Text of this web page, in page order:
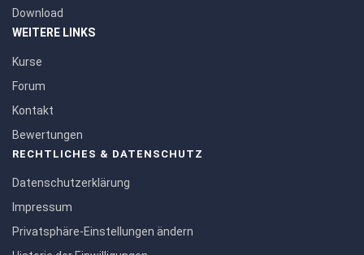
Download
WEITERE LINKS
Kurse
Forum
Kontakt
Bewertungen
RECHTLICHES & DATENSCHUTZ
Datenschutzerklärung
Impressum
Privatsphäre-Einstellungen ändern